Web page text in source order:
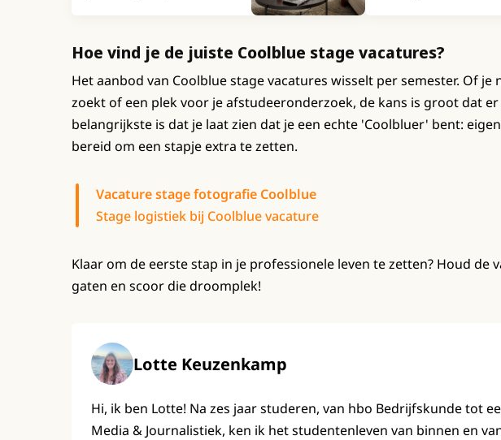
Hoe vind je de juiste Coolblue stage vacatures?
Het aanbod van Coolblue stage vacatures wisselt per semester. Of je
zoekt of een plek voor je afstudeeronderzoek, de kans is groot dat
belangrijkste is dat je laat zien dat je een echte 'Coolbluer' bent:
bereid om een stapje extra te zetten.
Vacature stage fotografie Coolblue
Stage logistiek bij Coolblue vacature
Klaar om de eerste stap in je professionele leven te zetten? Houd de
gaten en scoor die droomplek!
Lotte Keuzenkamp
Hi, ik ben Lotte! Na zes jaar studeren, van hbo Bedrijfskunde tot
Media & Journalistiek, ken ik het studentenleven van binnen en